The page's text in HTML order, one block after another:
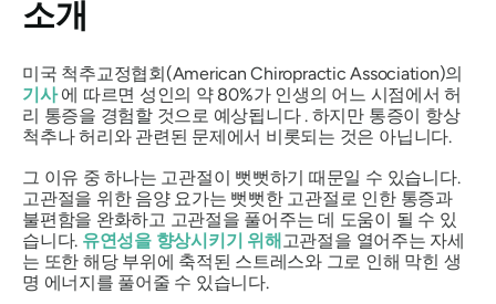
소개
미국 척추교정협회(American Chiropractic Association)의
기사에 따르면 성인의 약 80%가 인생의 어느 시점에서 허
리 통증을 경험할 것으로 예상됩니다 . 하지만 통증이 항상
척추나 허리와 관련된 문제에서 비롯되는 것은 아닙니다.
그 이유 중 하나는 고관절이 뻣뻣하기 때문일 수 있습니다.
고관절을 위한 음양 요가는 뻣뻣한 고관절로 인한 통증과
불편함을 완화하고 고관절을 풀어주는 데 도움이 될 수 있
습니다. 유연성을 향상시키기 위해고관절을 열어주는 자세
는 또한 해당 부위에 축적된 스트레스와 그로 인해 막힌 생
명 에너지를 풀어줄 수 있습니다.